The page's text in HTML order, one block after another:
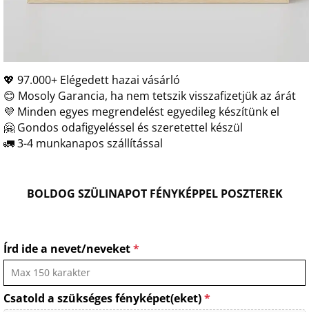
💖 97.000+ Elégedett hazai vásárló
😊 Mosoly Garancia, ha nem tetszik visszafizetjük az árát
💜 Minden egyes megrendelést egyedileg készítünk el
🤗 Gondos odafigyeléssel és szeretettel készül
🚛 3-4 munkanapos szállítással
BOLDOG SZÜLINAPOT FÉNYKÉPPEL POSZTEREK
Írd ide a nevet/neveket*
Csatold a szükséges fényképet(eket)*